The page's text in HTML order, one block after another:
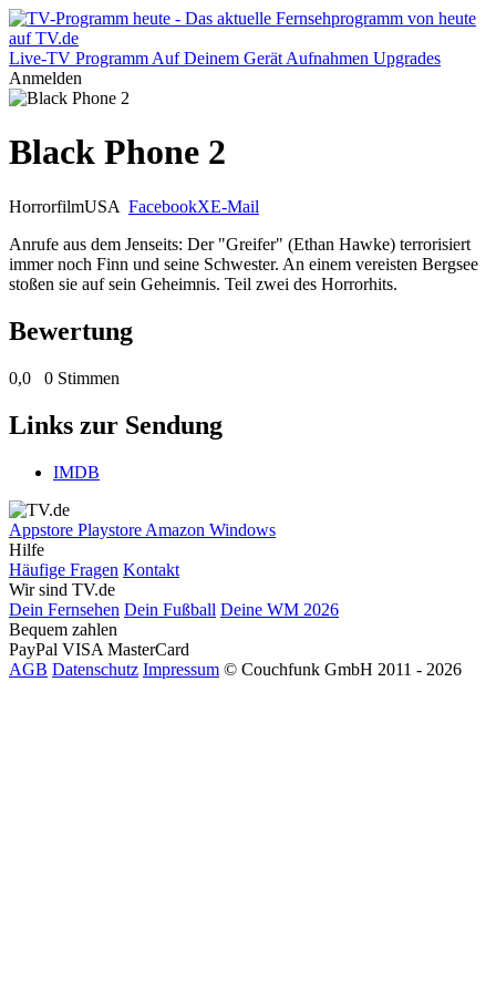
Live-TV Programm Auf Deinem Gerät Aufnahmen Upgrades
Anmelden
Black Phone 2
HorrorfilmUSA FacebookXE-Mail
Anrufe aus dem Jenseits: Der "Greifer" (Ethan Hawke) terrorisiert
immer noch Finn und seine Schwester. An einem vereisten Bergsee
stoßen sie auf sein Geheimnis. Teil zwei des Horrorhits.
Bewertung
0,0 0 Stimmen
Links zur Sendung
IMDB
Appstore Playstore Amazon Windows
Hilfe
Häufige Fragen Kontakt
Wir sind TV.de
Dein Fernsehen Dein Fußball Deine WM 2026
Bequem zahlen
PayPal VISA MasterCard
AGB Datenschutz Impressum © Couchfunk GmbH 2011 - 2026